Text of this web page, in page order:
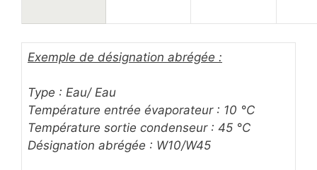
Exemple de désignation abrégée :
Type : Eau/ Eau
Température entrée évaporateur : 10 °C
Température sortie condenseur : 45 °C
Désignation abrégée : W10/W45